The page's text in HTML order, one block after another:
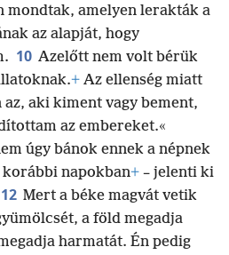
mondtak, amelyen lerakták a
az alapját, hogy
10 Azelőtt nem volt bérük
+ Az ellenség miatt
aki kiment vagy bement,
az embereket.«
úgy bánok ennek a népnek
napokban+ – jelenti ki
12 Mert a béke magvát vetik
a föld megadja
harmatát. Én pedig